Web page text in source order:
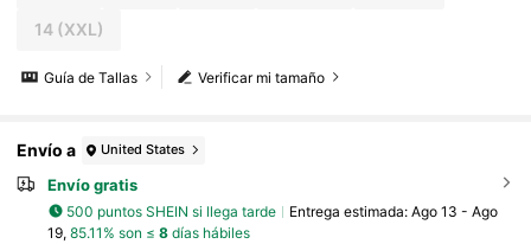
14(XXL)
Verificar mi tamaño
Guía de Tallas
Envío a United States
Envío gratis
500 puntos SHEIN si llega tarde Entrega estimada: Ago 13 - Ago
19, 85.11% son ≤ 8días hábiles